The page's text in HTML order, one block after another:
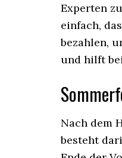
Experten
einfach,
bezahlen,
und hilft
Nach dem
besteht